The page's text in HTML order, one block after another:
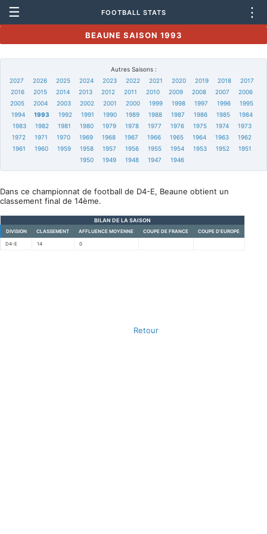
☰ FOOTBALL STATS ⋮
BEAUNE SAISON 1993
Autres Saisons :
2027
2026 2025 2024 2023 2022 2021 2020 2019 2018
2017
2016
2015 2014 2013 2012 2011 2010 2009 2008 2007
2006
2005
2004 2003 2002 2001 2000 1999 1998 1997 1996
1995
1994
1993 1992 1991 1990 1989 1988 1987 1986 1985
1984
1983
1982 1981 1980 1979 1978 1977 1976 1975 1974
1973
1972
1971 1970 1969 1968 1967 1966 1965 1964 1963
1962
1961
1960 1959 1958 1957 1956 1955 1954 1953 1952
1951
1950
1949 1948 1947 1946
Dans ce championnat de football de D4-E, Beaune obtient un
classement final de 14ème.
BILAN DE LA SAISON
DIVISION CLASSEMENT AFFLUENCE MOYENNE COUPE DE FRANCE COUPE D'EUROPE
D4-E 14 0
Retour